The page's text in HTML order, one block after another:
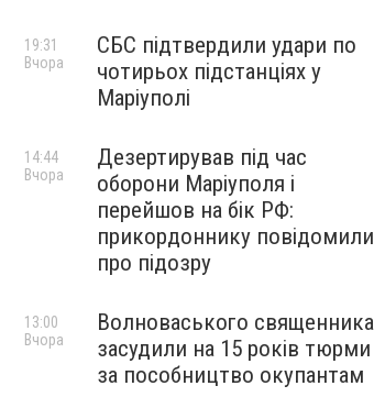
СБС підтвердили удари по
чотирьох підстанціях у
Маріуполі
19:31
Вчора
Дезертирував під час
оборони Маріуполя і
перейшов на бік РФ:
прикордоннику повідомили
про підозру
14:44
Вчора
Волноваського священника
засудили на 15 років тюрми
за пособництво окупантам
13:00
Вчора